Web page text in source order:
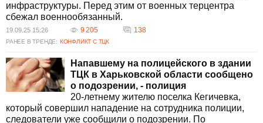
инфраструктуры. Перед этим от военных терцентра
сбежал военнообязанный.
19.09.25 15:26 9 205 138
РАНЕЕ В ТРЕНДЕ: КОНФЛИКТ С ТЦК
Напавшему на полицейского в здании
ТЦК в Харьковской области сообщено
о подозрении, - полиция
20-летнему жителю поселка Кегичевка,
который совершил нападение на сотрудника полиции,
следователи уже сообщили о подозрении. По